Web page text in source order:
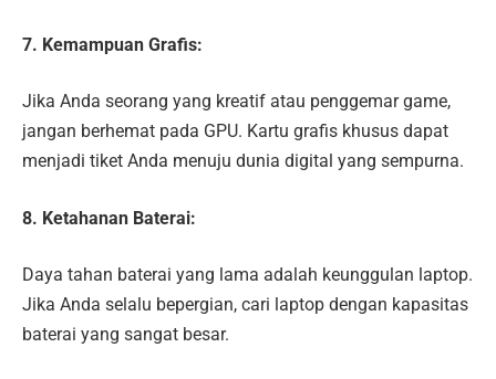
7. Kemampuan Grafis:
Jika Anda seorang yang kreatif atau penggemar game,
jangan berhemat pada GPU. Kartu grafis khusus dapat
menjadi tiket Anda menuju dunia digital yang sempurna.
8. Ketahanan Baterai:
Daya tahan baterai yang lama adalah keunggulan laptop.
Jika Anda selalu bepergian, cari laptop dengan kapasitas
baterai yang sangat besar.